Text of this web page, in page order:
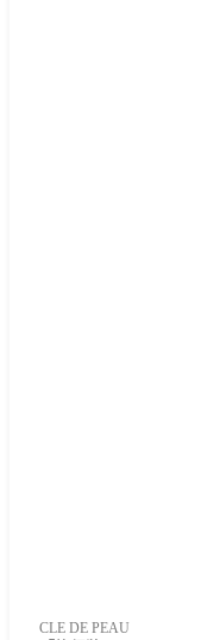
CLE DE PEAU